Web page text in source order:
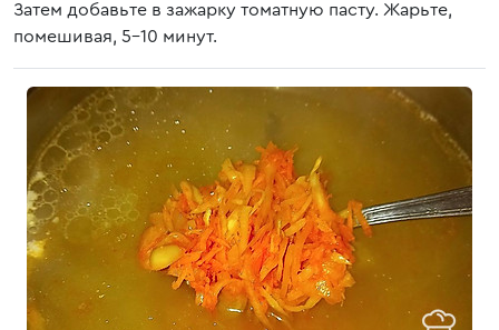
Затем добавьте в зажарку томатную пасту. Жарьте,
помешивая, 5-10 минут.